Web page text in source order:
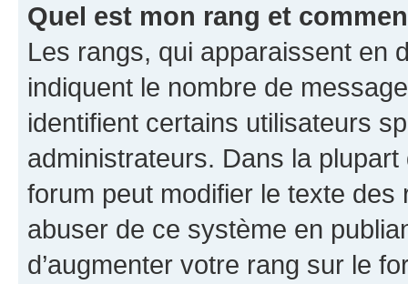
Quel est mon rang et
Les rangs, qui apparaissent en
indiquent le nombre de
identifient certains utilisateurs
administrateurs. Dans la
forum peut modifier le texte
abuser de ce système en
d’augmenter votre rang sur le